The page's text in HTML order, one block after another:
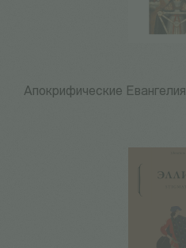
Апокрифические Евангелия